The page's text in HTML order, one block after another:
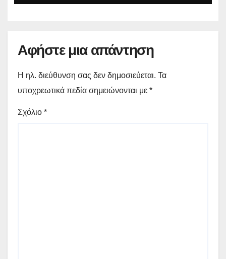
Αφήστε μια απάντηση
Η ηλ. διεύθυνση σας δεν δημοσιεύεται. Τα
υποχρεωτικά πεδία σημειώνονται με *
Σχόλιο *